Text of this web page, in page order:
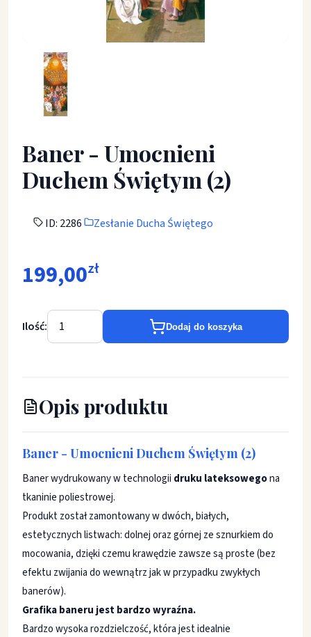
Baner - Umocnieni Duchem Świętym (2) - Zesłanie Ducha
Baner - Umocnieni
Duchem Świętym (2)
ID: 2286 Zesłanie Ducha Świętego
199,00zł
Ilość: Dodaj do koszyka
Opis produktu
Baner - Umocnieni Duchem Świętym (2)
Baner wydrukowany w technologii druku lateksowegona
tkaninie poliestrowej.
Produkt został zamontowany w dwóch, białych,
estetycznych listwach: dolnej oraz górnej ze sznurkiem do
mocowania, dzięki czemu krawędzie zawsze są proste (bez
efektu zwijania do wewnątrz jak w przypadku zwykłych
banerów).
Grafika baneru jest bardzo wyraźna.
Bardzo wysoka rozdzielczość, która jest idealnie